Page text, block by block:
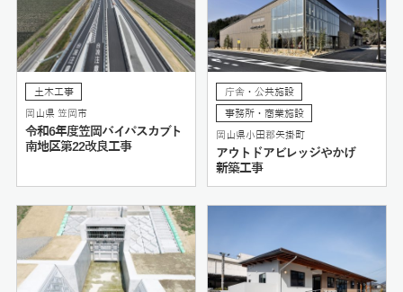
土木工事
岡山県 笠岡市
令和6年度笠岡バイパスカブト
南地区第22改良工事
庁舎・公共施設
事務所・商業施設
岡山県小田郡矢掛町
アウトドアビレッジやかげ
新築工事